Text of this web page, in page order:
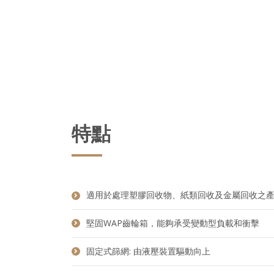
特點
適用於處理塑膠回收物、紙類回收及金屬回收之
堅固WAP齒輪箱，能夠承受變動型負載和衝擊
固定式篩網: 由液壓裝置驅動向上